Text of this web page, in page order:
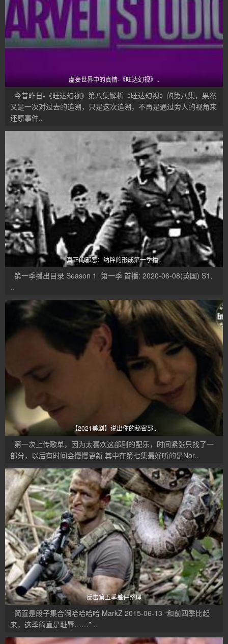
虚妄世界中的真情-《旺达幻视》..
今昔昨日-《旺达幻视》第八集解析《旺达幻视》的第八集，果然
又是一次对过去的追溯，只是这次追溯，不再是通过旁人的视角来
还原事件..
真正的邪恶：纳粹的形成第一季播..
第一季播出目录 Season 1 第一季 首播: 2020-06-08(英国) S1,
..
【2021美剧】说出你的秘密部..
第一次上传歌单，因为太喜欢这部剧的配乐，时间紧张只找了一
部分，以后有时间会慢慢更新 其中在第七集最好听的是Nor..
反击第五季差评整理
简直是段子集合啊哈哈哈哈 MarkZ 2015-06-13 “和前四季比起
来，这季简直是耻辱……” ..